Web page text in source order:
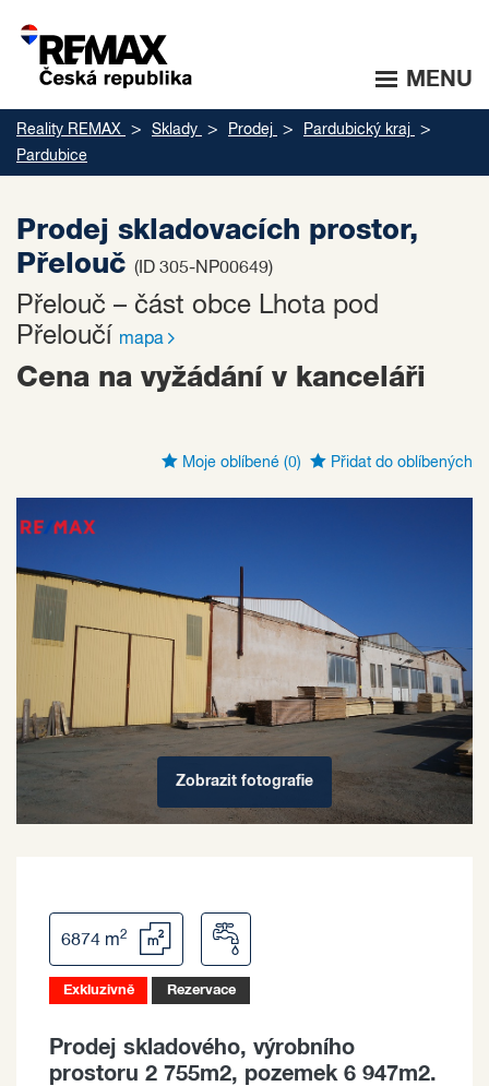
MENU
Reality REMAX Sklady Prodej
Pardubický kraj
Pardubice
Prodej skladovacích prostor,
Přelouč (ID 305-NP00649)
Přelouč – část obce Lhota pod
Přeloučí mapa
Cena na vyžádání v kanceláři
Moje oblíbené (0) Přidat do oblíbených
Zobrazit fotografie
6874 m2
Exkluzivně Rezervace
Prodej skladového, výrobního
prostoru 2 755m2, pozemek 6 947m2.